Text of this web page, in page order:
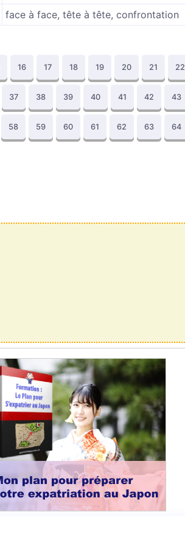
face à face, tête à tête, confrontation
16 17 18 19 20 21 22
37 38 39 40 41 42 43
58 59 60 61 62 63 64